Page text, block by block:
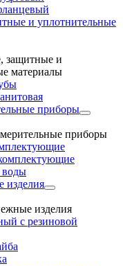
и уплотнительные
защитные и
материалы
приборы
приборы
воды
изделия
изделия
с резиновой